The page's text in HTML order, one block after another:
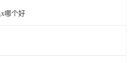
哪个好